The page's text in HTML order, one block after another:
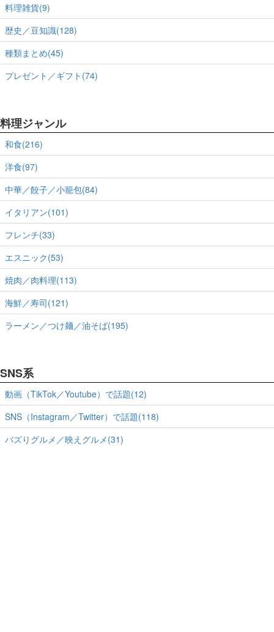
料理雑貨(9)
歴史／豆知識(128)
種類まとめ(45)
プレゼント／ギフト(74)
料理ジャンル
和食(216)
洋食(97)
中華／餃子／小籠包(84)
イタリアン(101)
フレンチ(33)
エスニック(53)
焼肉／肉料理(113)
海鮮／寿司(121)
ラーメン／つけ麺／油そば(195)
SNS系
動画（TikTok／Youtube）で話題(12)
SNS（Instagram／Twitter）で話題(118)
バズりグルメ／映えグルメ(31)